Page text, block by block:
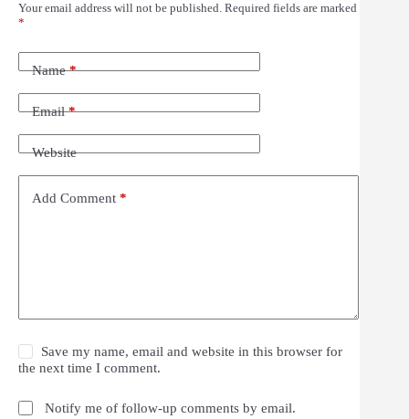
Your email address will not be published. Required fields are marked
*
Name*
Email*
Website
Add Comment *
Save my name, email and website in this browser for
the next time I comment.
Notify me of follow-up comments by email.